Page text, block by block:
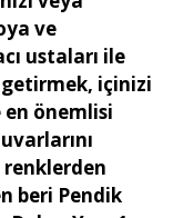
ve
ustaları ile
içinizi
önemlisi
beri Pendik